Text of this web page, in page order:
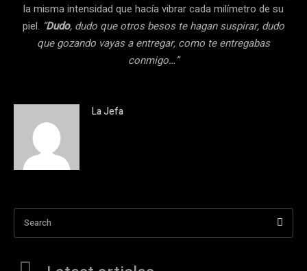
la misma intensidad que hacía vibrar cada milímetro de su
piel. “Dudo, dudo que otros besos te hagan suspirar, dudo
que gozando vayas a entregar, como te entregabas
conmigo…”
La Jefa
Search